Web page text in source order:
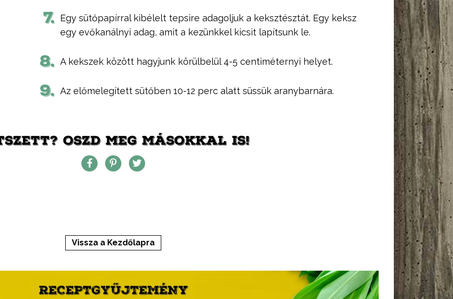
7. Egy sütőpapírral kibélelt tepsire adagoljuk a keksztésztát. Egy keksz
egy evőkanálnyi adag, amit a kezünkkel kicsit lapítsunk le.
8. A kekszek között hagyjunk körülbelül 4-5 centiméternyi helyet.
9. Az előmelegített sütőben 10-12 perc alatt süssük aranybarnára.
OSZD MEG MÁSOKKAL IS!
Vissza a Kezdőlapra